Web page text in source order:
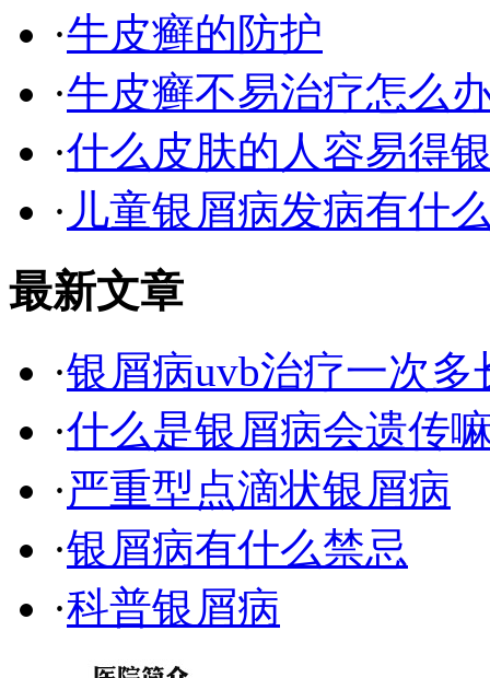
·牛皮癣的防护
·牛皮癣不易治疗怎么
·什么皮肤的人容易得
· 儿童银屑病发病有什
最新文章
·银屑病uvb治疗一次多
·什么是银屑病会遗传
·严重型点滴状银屑病
·银屑病有什么禁忌
·科普银屑病